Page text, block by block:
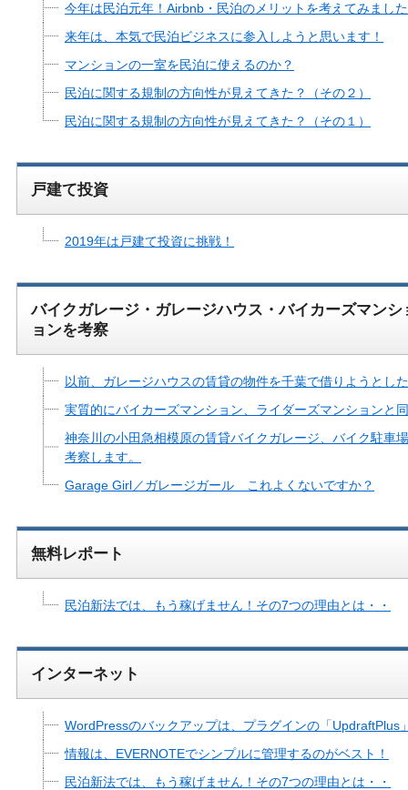
今年は民泊元年！Airbnb・民泊のメリットを考えてみまし
来年は、本気で民泊ビジネスに参入しようと思います！
マンションの一室を民泊に使えるのか？
民泊に関する規制の方向性が見えてきた？（その２）
民泊に関する規制の方向性が見えてきた？（その１）
戸建て投資
2019年は戸建て投資に挑戦！
バイクガレージ・ガレージハウス・バイカーズマン
ョンを考察
以前、ガレージハウスの賃貸の物件を千葉で借りようとし
実質的にバイカーズマンション、ライダーズマンションと
神奈川の小田急相模原の賃貸バイクガレージ、バイク駐車
考察します。
Garage Girl／ガレージガール これよくないですか？
無料レポート
民泊新法では、もう稼げません！その7つの理由とは・・
インターネット
WordPressのバックアップは、プラグインの「UpdraftPlus
情報は、EVERNOTEでシンプルに管理するのがベスト！
民泊新法では、もう稼げません！その7つの理由とは・・